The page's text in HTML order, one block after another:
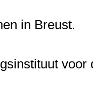
in Breust.
voor